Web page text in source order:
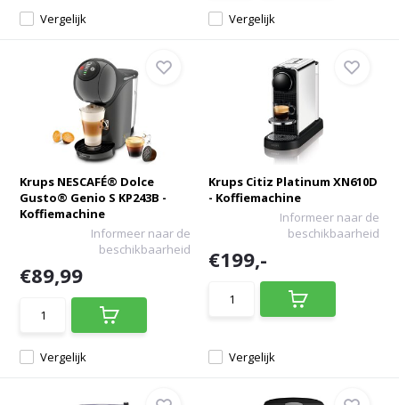
Vergelijk Vergelijk
Krups NESCAFÉ® Dolce
Gusto® Genio S KP243B -
Koffiemachine
Vergelijk
Informeer naar de
beschikbaarheid
€89,99
Krups Citiz Platinum XN610D
- Koffiemachine
Vergelijk
Informeer naar de
beschikbaarheid
€199,-